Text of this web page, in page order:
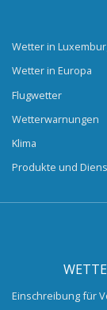
Wetter in
Wetter in Europa
Flugwetter
Wetterwarnungen
Klima
Produkte und
Einschreibung für